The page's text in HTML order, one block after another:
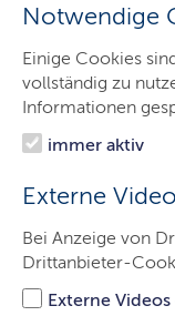
Notwendige
Einige Cookies
vollständig zu
Informationen
immer aktiv
Externe
Bei Anzeige von
Drittanbieter-
Externe
Start
Organisation
Service
Kontakt